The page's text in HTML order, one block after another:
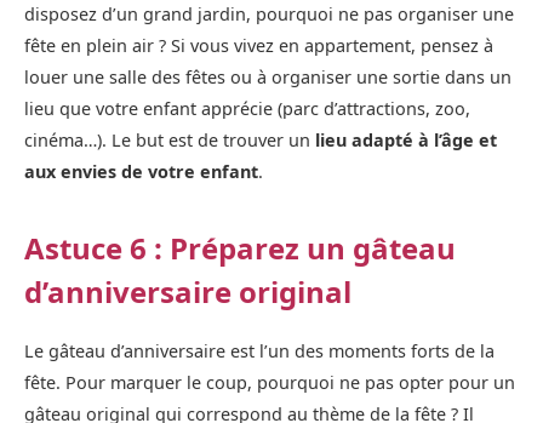
disposez d’un grand jardin, pourquoi ne pas organiser une
fête en plein air ? Si vous vivez en appartement, pensez à
louer une salle des fêtes ou à organiser une sortie dans un
lieu que votre enfant apprécie (parc d’attractions, zoo,
cinéma…). Le but est de trouver un lieu adapté à l’âge et
aux envies de votre enfant.
Astuce 6 : Préparez un gâteau
d’anniversaire original
Le gâteau d’anniversaire est l’un des moments forts de la
fête. Pour marquer le coup, pourquoi ne pas opter pour un
gâteau original qui correspond au thème de la fête ? Il